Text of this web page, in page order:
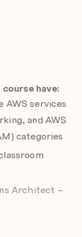
have:
AWS services
and AWS
categories
Architect –